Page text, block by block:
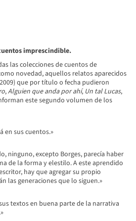
imprescindible.
las colecciones de cuentos de
novedad, aquellos relatos aparecidos
que por título o fecha pudieron
,Alguien que anda por ahí,Un tal Lucas,
este segundo volumen de los
en sus cuentos.»
ninguno, excepto Borges, parecía haber
de la forma y elestilo. A este aprendido
hay que agregar su propio
las generaciones que lo siguen.»
textos en buena parte de la narrativa